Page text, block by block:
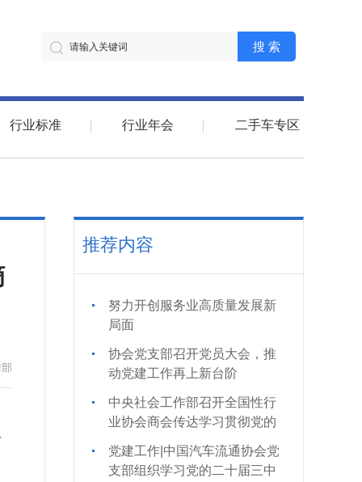
搜 索
行业标准 行业年会 二手车专区
推荐内容
努力开创服务业高质量发展新
局面
协会党支部召开党员大会，推
动党建工作再上新台阶
中央社会工作部召开全国性行
业协会商会传达学习贯彻党的
二十届三中全会精神会议
党建工作|中国汽车流通协会党
支部组织学习党的二十届三中